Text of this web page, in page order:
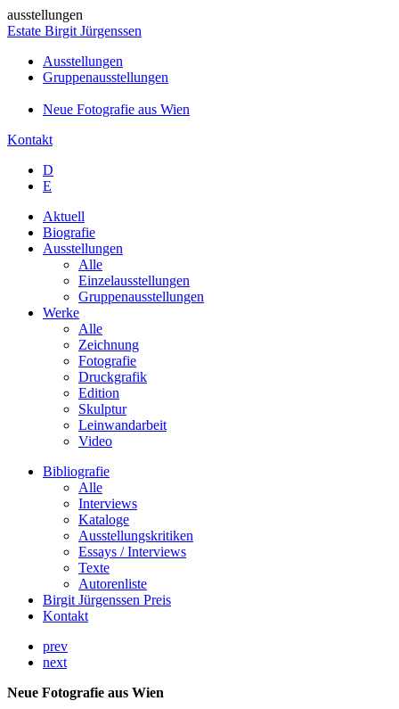
ausstellungen
Estate Birgit Jürgenssen
Ausstellungen
Gruppenausstellungen
Neue Fotografie aus Wien
Kontakt
D
E
Aktuell
Biografie
Ausstellungen
Alle
Einzelausstellungen
Gruppenausstellungen
Werke
Alle
Zeichnung
Fotografie
Druckgrafik
Edition
Skulptur
Leinwandarbeit
Video
Bibliografie
Alle
Interviews
Kataloge
Ausstellungskritiken
Essays / Interviews
Texte
Autorenliste
Birgit Jürgenssen Preis
Kontakt
prev
next
Neue Fotografie aus Wien